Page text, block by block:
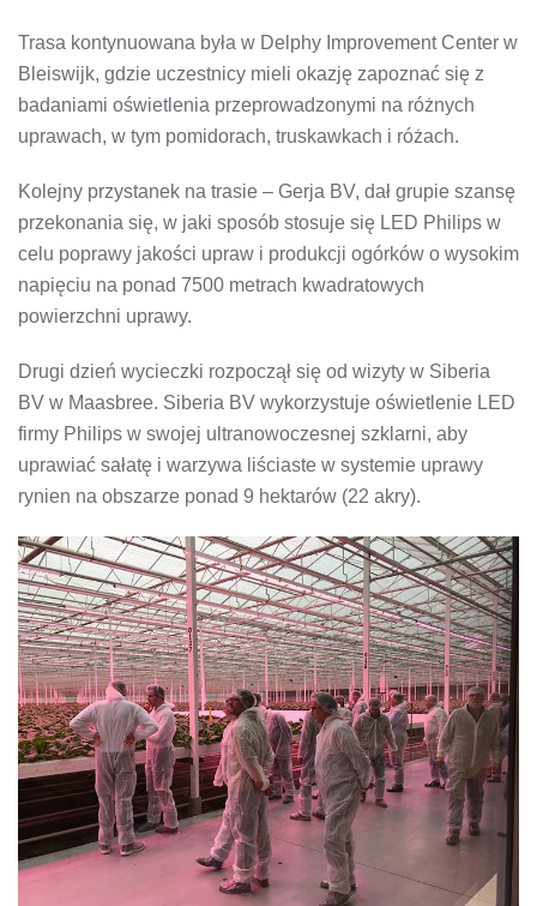
Trasa kontynuowana była w Delphy Improvement Center w
Bleiswijk, gdzie uczestnicy mieli okazję zapoznać się z
badaniami oświetlenia przeprowadzonymi na różnych
uprawach, w tym pomidorach, truskawkach i różach.
Kolejny przystanek na trasie – Gerja BV, dał grupie szansę
przekonania się, w jaki sposób stosuje się LED Philips w
celu poprawy jakości upraw i produkcji ogórków o wysokim
napięciu na ponad 7500 metrach kwadratowych
powierzchni uprawy.
Drugi dzień wycieczki rozpoczął się od wizyty w Siberia
BV w Maasbree. Siberia BV wykorzystuje oświetlenie LED
firmy Philips w swojej ultranowoczesnej szklarni, aby
uprawiać sałatę i warzywa liściaste w systemie uprawy
rynien na obszarze ponad 9 hektarów (22 akry).